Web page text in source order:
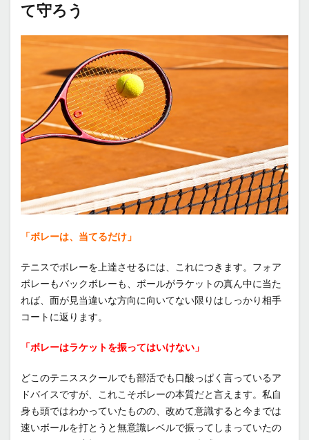
て守ろう
「ボレーは、当てるだけ」
テニスでボレーを上達させるには、これにつきます。フォア
ボレーもバックボレーも、ボールがラケットの真ん中に当た
れば、面が見当違いな方向に向いてない限りはしっかり相手
コートに返ります。
「ボレーはラケットを振ってはいけない」
どこのテニススクールでも部活でも口酸っぱく言っているア
ドバイスですが、これこそボレーの本質だと言えます。私自
身も頭ではわかっていたものの、改めて意識すると今までは
速いボールを打とうと無意識レベルで振ってしまっていたの